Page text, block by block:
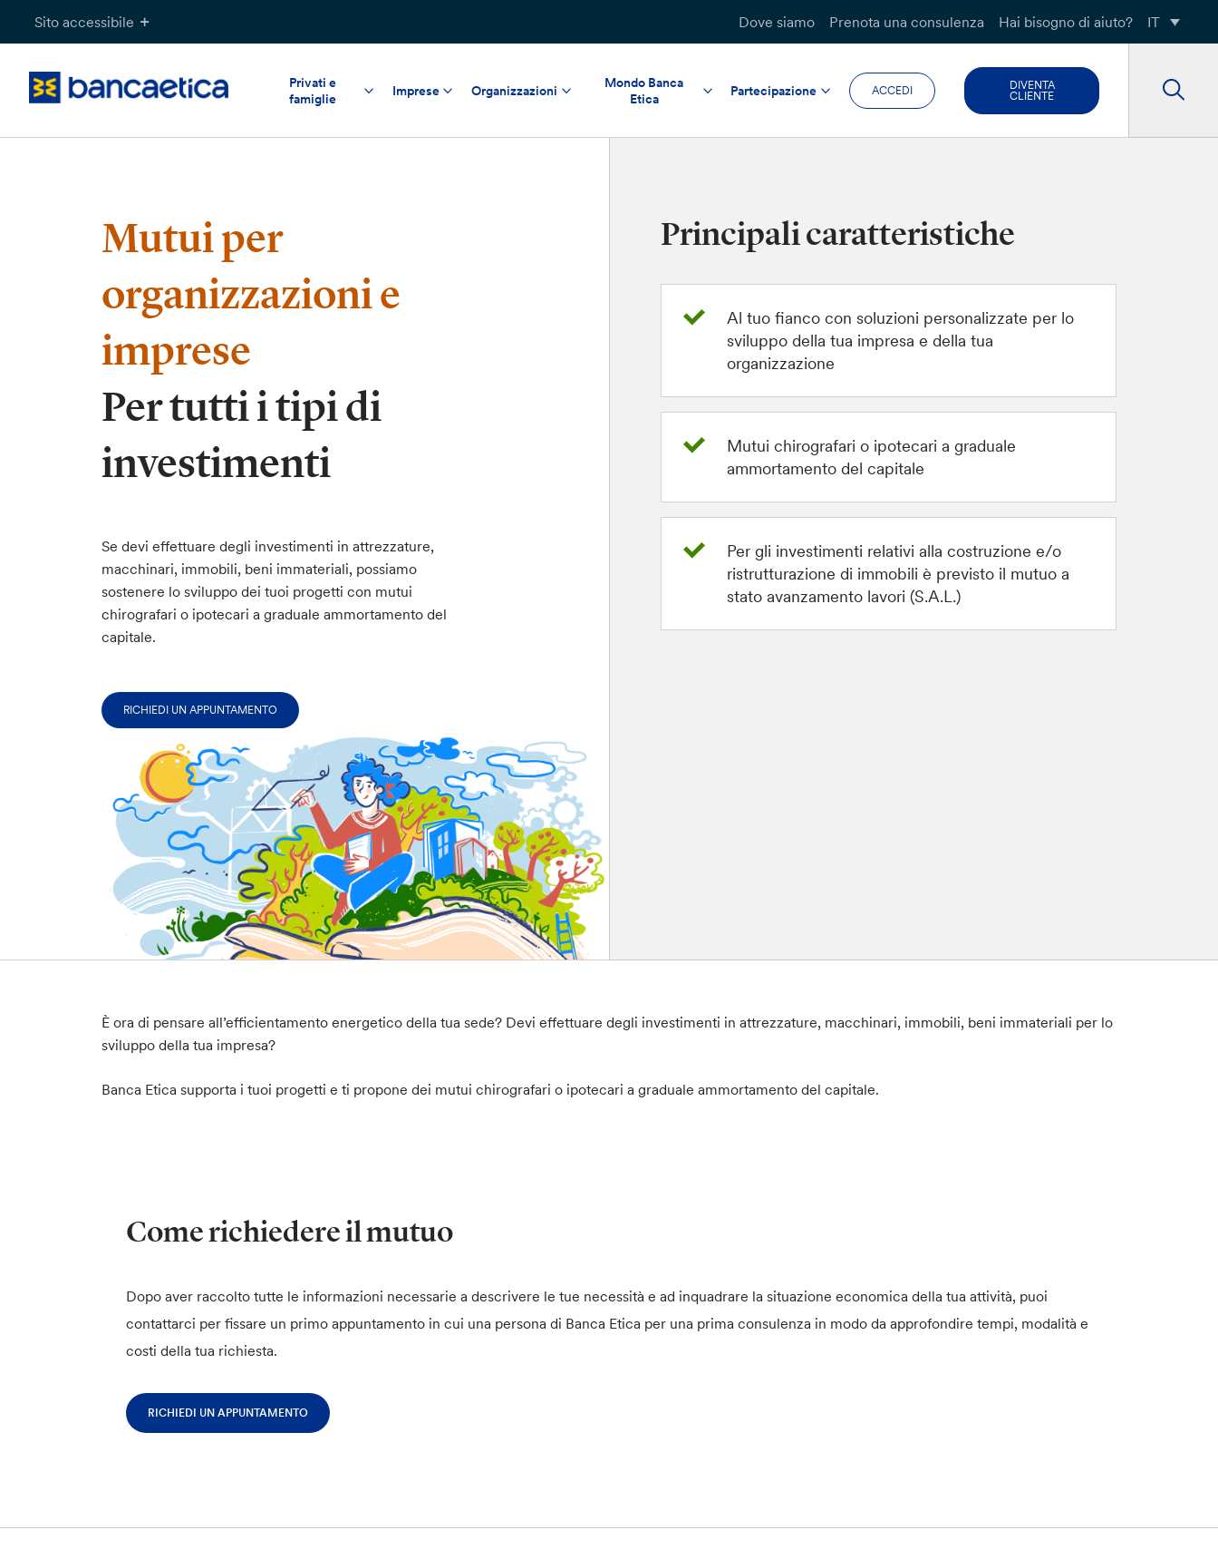
Sito accessibile Dove siamo Prenota una consulenza Hai bisogno di aiuto? IT
Privati e
famiglie
Imprese Organizzazioni
Mondo Banca
Etica
Partecipazione ACCEDI
DIVENTA
CLIENTE
Mutui per
organizzazioni e
imprese
Per tutti i tipi di
investimenti
Se devi effettuare degli investimenti in attrezzature,
macchinari, immobili, beni immateriali, possiamo
sostenere lo sviluppo dei tuoi progetti con mutui
chirografari o ipotecari a graduale ammortamento del
capitale.
RICHIEDI UN APPUNTAMENTO
Principali caratteristiche
Al tuo fianco con soluzioni personalizzate per lo
sviluppo della tua impresa e della tua
organizzazione
Mutui chirografari o ipotecari a graduale
ammortamento del capitale
Per gli investimenti relativi alla costruzione e/o
ristrutturazione di immobili è previsto il mutuo a
stato avanzamento lavori (S.A.L.)
È ora di pensare all’efficientamento energetico della tua sede? Devi effettuare degli investimenti in attrezzature, macchinari, immobili, beni immateriali per lo
sviluppo della tua impresa?
Banca Etica supporta i tuoi progetti e ti propone dei mutui chirografari o ipotecari a graduale ammortamento del capitale.
Come richiedere il mutuo
Dopo aver raccolto tutte le informazioni necessarie a descrivere le tue necessità e ad inquadrare la situazione economica della tua attività, puoi
contattarci per fissare un primo appuntamento in cui una persona di Banca Etica per una prima consulenza in modo da approfondire tempi, modalità e
costi della tua richiesta.
RICHIEDI UN APPUNTAMENTO